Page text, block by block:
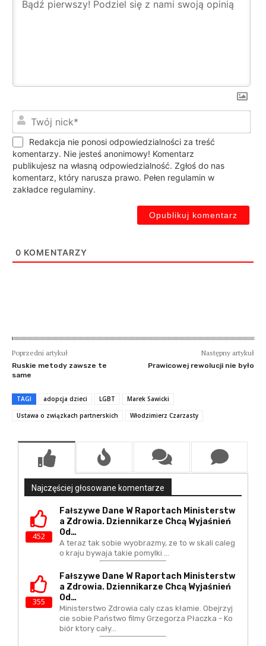
Redakcja nie ponosi odpowiedzialności za treść
komentarzy. Nie jesteś anonimowy! Komentarz
publikujesz na własną odpowiedzialność. Zgłoś do nas
komentarz, który narusza prawo. Pełen regulamin w
zakładce regulaminy.
0 KOMENTARZY
Poprzedni artykuł
Ruskie metody zawsze te
same
Następny artykuł
Prawicowej rewolucji nie było
TAGI adopcja dzieci LGBT
Marek Sawicki
Ustawa o związkach partnerskich
Włodzimierz Czarzasty
Najczęściej głosowane komentarze
452
Fałszywe Dane W Raportach Ministerstw
A Zdrowia. Dziennikarze Chcą Wyjaśnień
Od…
A teraz tak sobie wyobrazmy, ze to w skali caleg
o kraju bywaja takie pomylki ...
355
Fałszywe Dane W Raportach Ministerstw
A Zdrowia. Dziennikarze Chcą Wyjaśnień
Od…
Ministerstwo Zdrowia caly czas kłamie. Obejrzyj
cie sobie Państwo filmy Grzegorza Płaczka - Ko
biór ktory cały…